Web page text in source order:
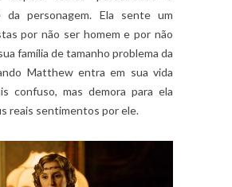
da personagem. Ela sente um
por não ser homem e por não
família de tamanho problema da
Matthew entra em sua vida
confuso, mas demora para ela
reais sentimentos por ele.